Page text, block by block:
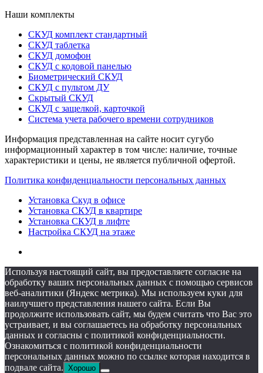
Наши комплекты
СКУД комплект стандартный
СКУД таблетка
СКУД домофон
СКУД с кодовой панелью
Биометрический СКУД
СКУД с пультом ДУ
Скрытый СКУД
СКУД с защелкой, карточкой
Система учета рабочего времени сотрудников
Информация представленная на сайте носит сугубо
информационный характер в том числе: наличие, точные
характеристики и цены, не является публичной офертой.
Политика конфиденциальности персональных данных
Установка Скуд в офисе
Установка СКУД в квартире
Установка СКУД в лифте
Настройка СКУД на этаже
Используя настоящий сайт, вы предоставляете согласие на
обработку ваших персональных данных с помощью сервисов
веб-аналитики (Яндекс метрика). Мы используем куки для
наилучшего представления нашего сайта. Если Вы
продолжите использовать сайт, мы будем считать что Вас это
устраивает, и вы соглашаетесь на обработку персональных
данных и согласны c политикой конфиденциальности.
Ознакомиться с политикой конфиденциальности
персональных данных можно по ссылке которая находится в
подвале сайта. Хорошо